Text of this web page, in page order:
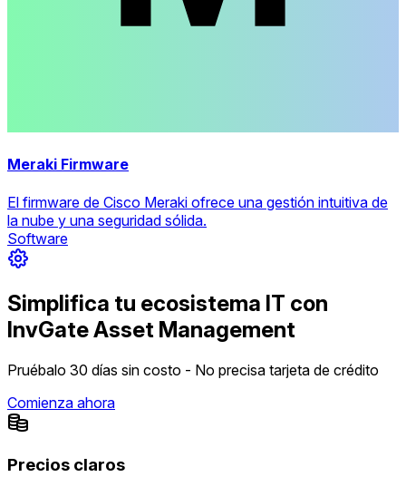
Meraki Firmware
El firmware de Cisco Meraki ofrece una gestión intuitiva de
la nube y una seguridad sólida.
Software
Simplifica tu ecosistema IT con
InvGate Asset Management
Pruébalo 30 días sin costo - No precisa tarjeta de crédito
Comienza ahora
Precios claros